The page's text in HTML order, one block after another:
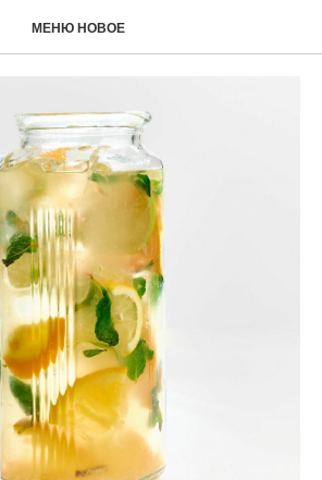
МЕНЮ НОВОЕ